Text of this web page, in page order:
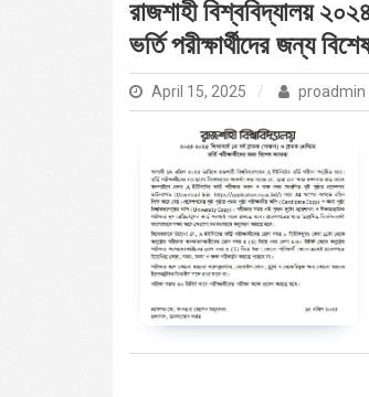
রাজশাহী বিশ্ববিদ্যালয়
ভর্তি পরীক্ষার্থীদের জন্য
April 15, 2025 proadmin